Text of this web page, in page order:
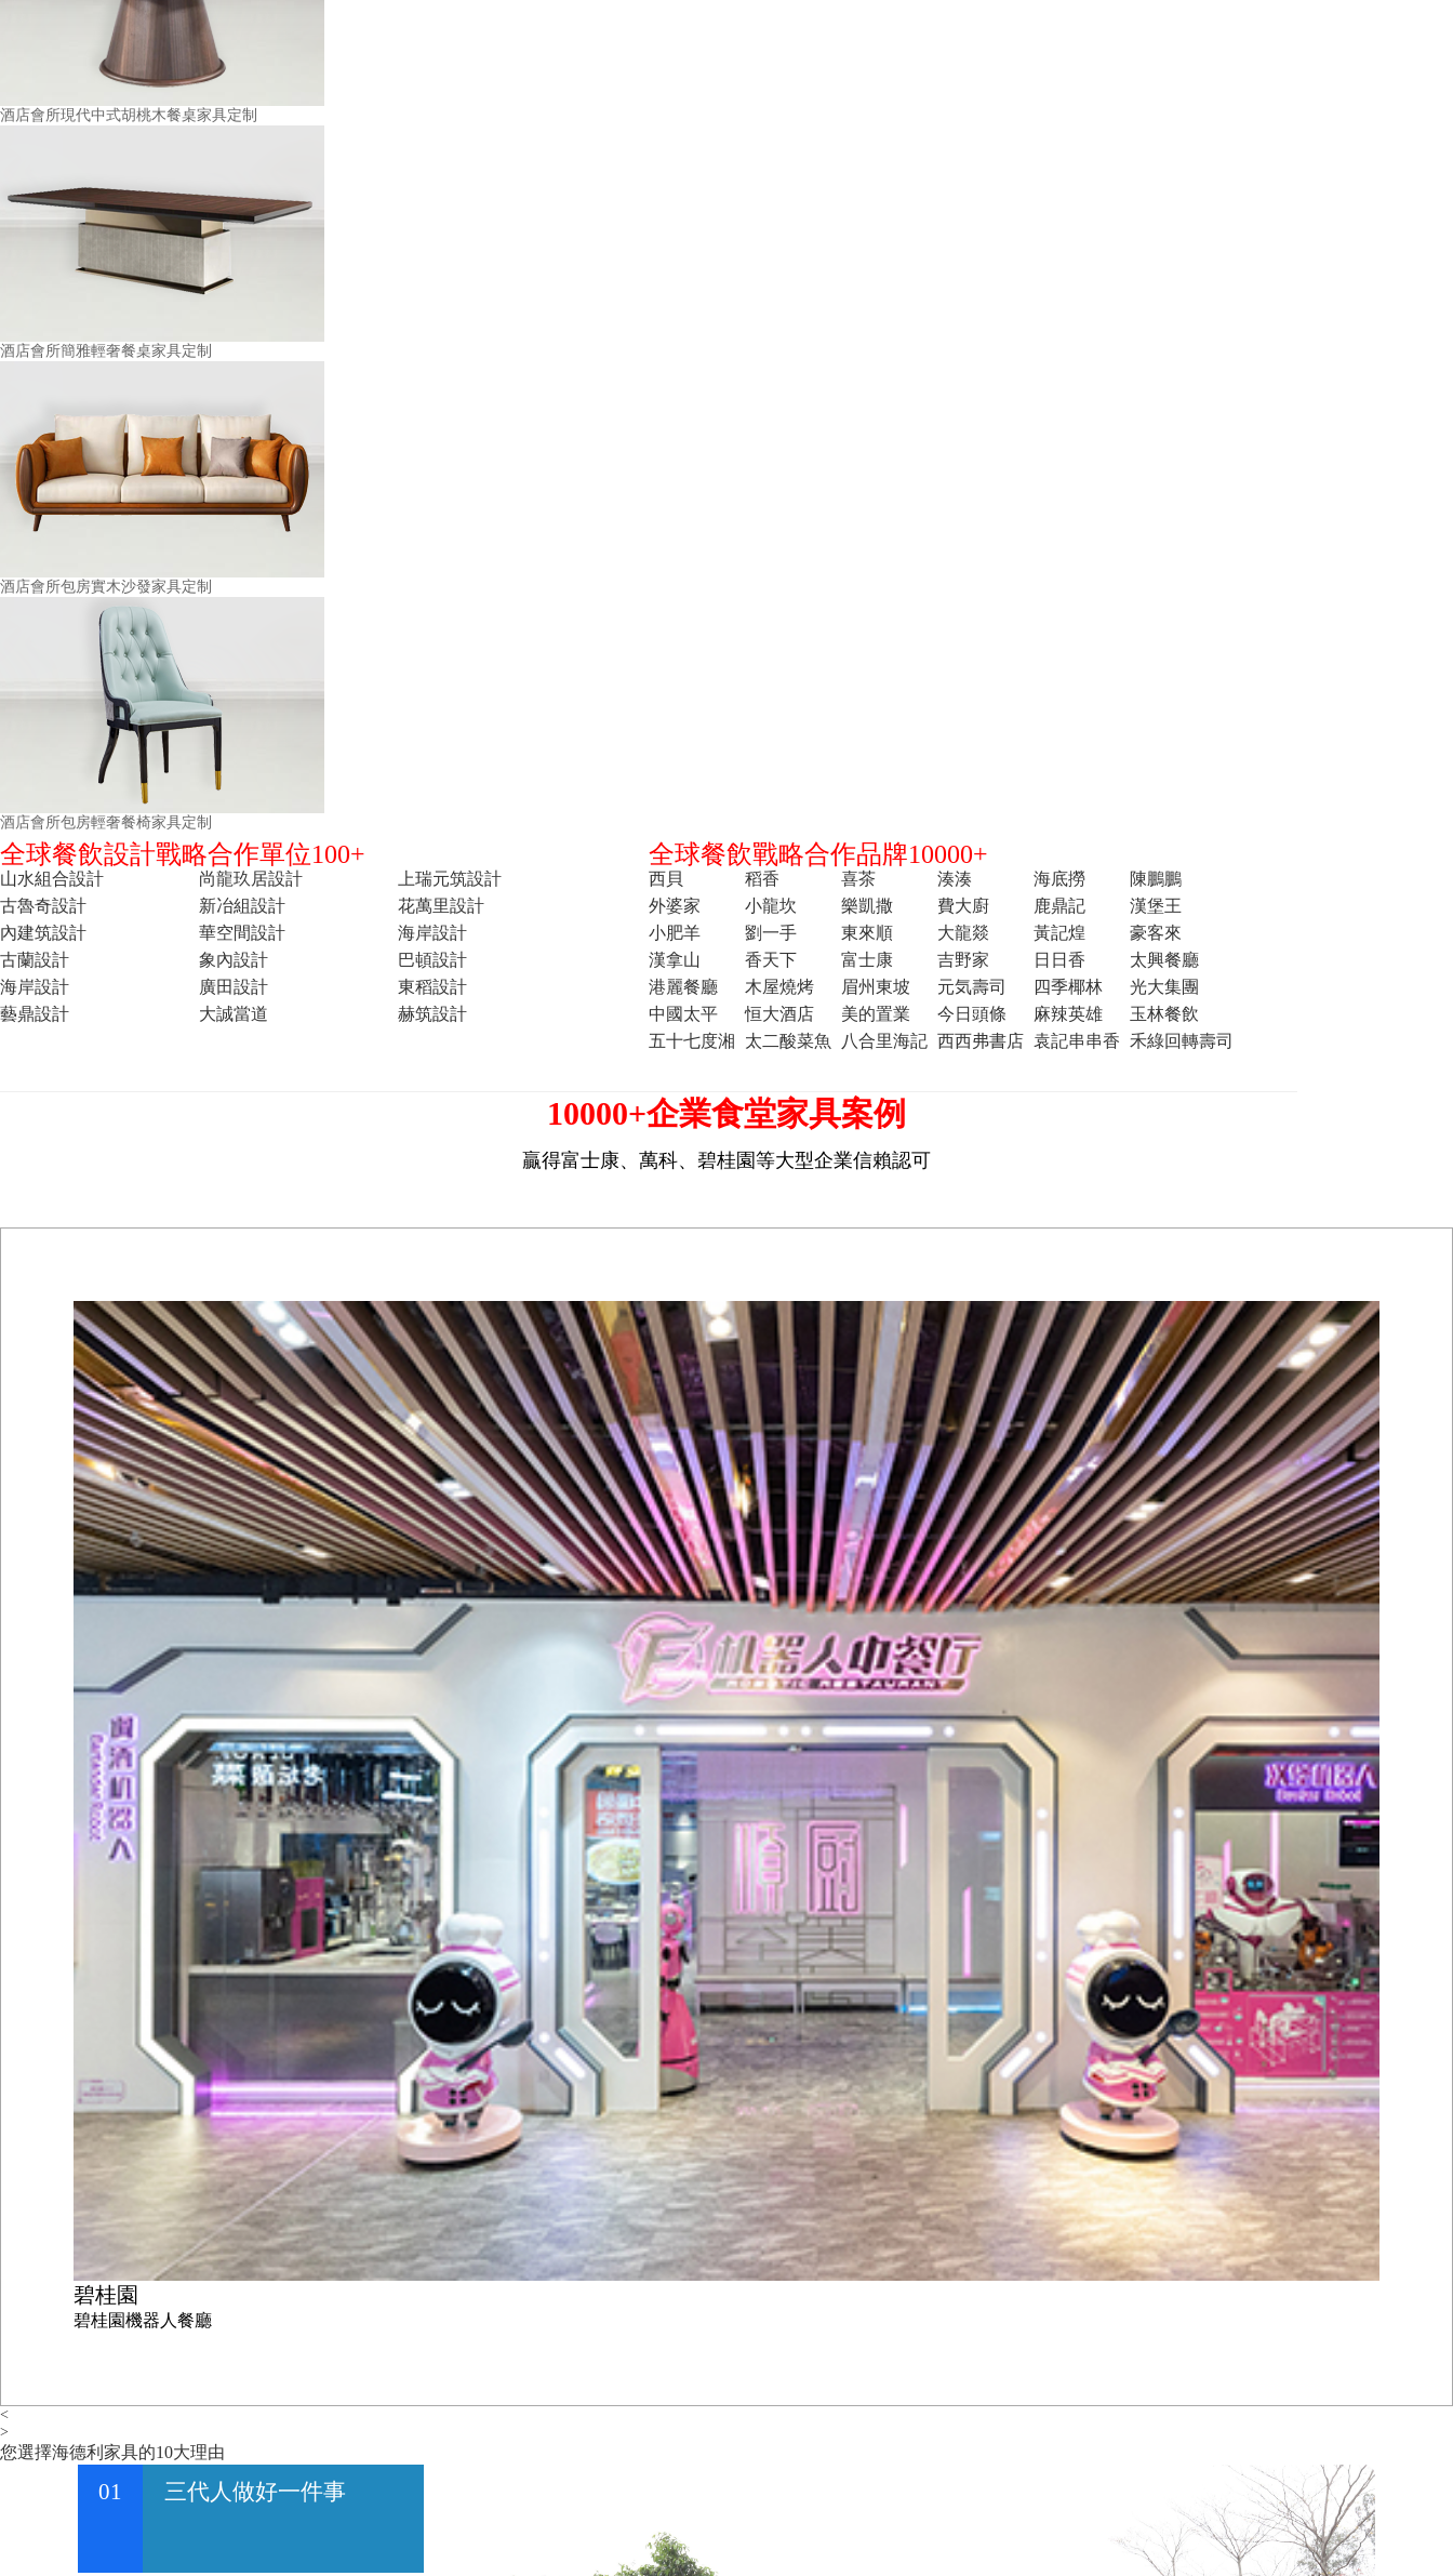
酒店會所現代中式胡桃木餐桌家具定制
酒店會所簡雅輕奢餐桌家具定制
酒店會所包房實木沙發家具定制
酒店會所包房輕奢餐椅家具定制
全球餐飲設計戰略合作單位100+
山水組合設計 尚龍玖居設計
上瑞元筑設計
古魯奇設計
新冶組設計
花萬里設計
內建筑設計
華空間設計
海岸設計
古蘭設計
象內設計
巴頓設計
海岸設計
廣田設計
東稻設計
藝鼎設計
大誠當道 赫筑設計
全球餐飲戰略合作品牌10000+
西貝 稻香 喜茶 湊湊 海底撈
陳鵬鵬
外婆家
小龍坎 樂凱撒 費大廚 鹿鼎記
漢堡王
小肥羊
劉一手 東來順 大龍燚 黃記煌
豪客來
漢拿山
香天下 富士康 吉野家 日日香
太興餐廳
港麗餐廳
木屋燒烤 眉州東坡 元気壽司 四季椰林
光大集團
中國太平
恒大酒店 美的置業 今日頭條 麻辣英雄
玉林餐飲
五十七度湘
太二酸菜魚 八合里海記 西西弗書店 袁記串串香 禾綠回轉壽司
10000+企業食堂家具案例
贏得富士康、萬科、碧桂園等大型企業信賴認可
碧桂園
碧桂園機器人餐廳
<
>
您選擇海德利家具的10大理由
01 三代人做好一件事